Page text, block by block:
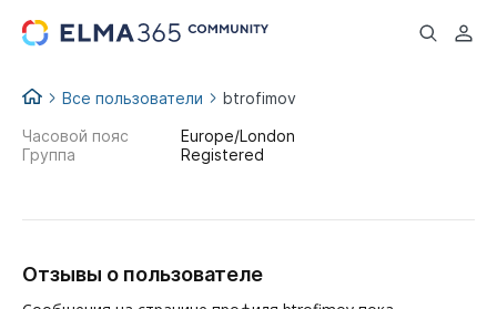
...
Все пользователи btrofimov
Часовой пояс
Europe/London
Группа
Registered
Отзывы о пользователе